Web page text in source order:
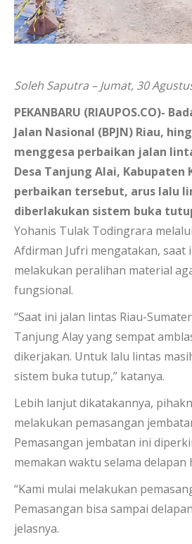
Soleh Saputra – Jumat, 30
PEKANBARU (RIAUPOS.CO)-
Jalan Nasional (BPJN) Riau,
menggesa perbaikan jalan
Desa Tanjung Alai, Kabupaten
perbaikan tersebut, arus lalu
diberlakukan sistem buka
Yohanis Tulak Todingrara melalui
Afdirman Jufri mengatakan, saat
melakukan peralihan material
fungsional.
“Saat ini jalan lintas Riau-
Tanjung Alay yang sempat
dikerjakan. Untuk lalu lintas
sistem buka tutup,” katanya.
Lebih lanjut dikatakannya,
melakukan pemasangan
Pemasangan jembatan ini
memakan waktu selama delapan
“Kami mulai melakukan
Pemasangan bisa sampai
jelasnya.